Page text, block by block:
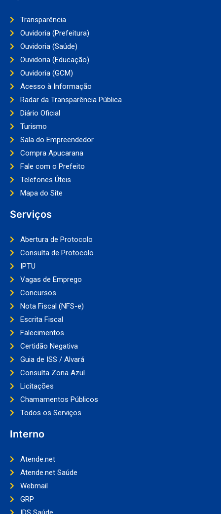
Transparência
Ouvidoria (Prefeitura)
Ouvidoria (Saúde)
Ouvidoria (Educação)
Ouvidoria (GCM)
Acesso à Informação
Radar da Transparência Pública
Diário Oficial
Turismo
Sala do Empreendedor
Compra Apucarana
Fale com o Prefeito
Telefones Úteis
Mapa do Site
Serviços
Abertura de Protocolo
Consulta de Protocolo
IPTU
Vagas de Emprego
Concursos
Nota Fiscal (NFS-e)
Escrita Fiscal
Falecimentos
Certidão Negativa
Guia de ISS / Alvará
Consulta Zona Azul
Licitações
Chamamentos Públicos
Todos os Serviços
Interno
Atende.net
Atende.net Saúde
Webmail
GRP